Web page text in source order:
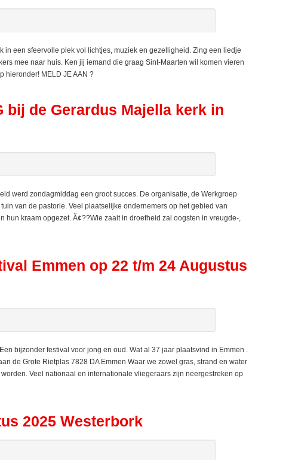
in een sfeervolle plek vol lichtjes, muziek en gezelligheid. Zing een liedje
mee naar huis. Ken jij iemand die graag Sint-Maarten wil komen vieren
hieronder! MELD JE AAN ?
bij de Gerardus Majella kerk in
werd zondagmiddag een groot succes. De organisatie, de Werkgroep
van de pastorie. Veel plaatselijke ondernemers op het gebied van
hun kraam opgezet. Ã¢??Wie zaait in droefheid zal oogsten in vreugde-,
Emmen op 22 t/m 24 Augustus
bijzonder festival voor jong en oud. Wat al 37 jaar plaatsvind in Emmen .
de Grote Rietplas 7828 DA Emmen Waar we zowel gras, strand en water
Veel nationaal en internationale vliegeraars zijn neergestreken op
2025 Westerbork